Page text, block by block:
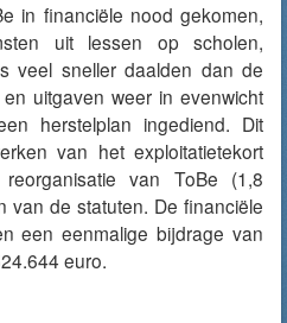
in financiële nood gekomen,
uit lessen op scholen,
veel sneller daalden dan de
uitgaven weer in evenwicht
herstelplan ingediend. Dit
van het exploitatietekort
van ToBe (1,8
van de statuten. De financiële
een eenmalige bijdrage van
euro.